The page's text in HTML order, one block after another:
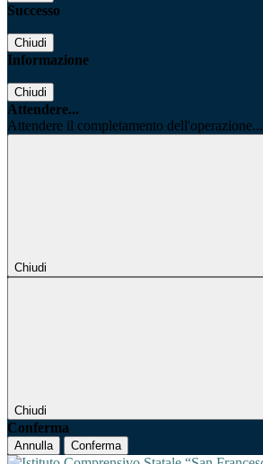
Successo
Chiudi
Informazione
Chiudi
Attendere...
Attendere il completamento dell'operazione...
Chiudi
Chiudi
Conferma
Annulla Conferma